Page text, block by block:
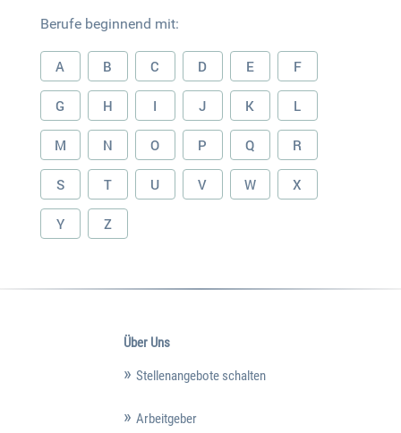
Berufe beginnend mit:
A B C D E F
G H I J K L
M N O P Q R
S T U V W X
Y Z
Über Uns
Stellenangebote schalten
Arbeitgeber